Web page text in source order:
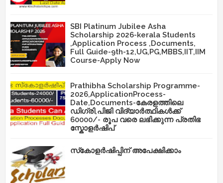
SBI Platinum Jubilee Asha
Scholarship 2026-kerala Students
,Application Process ,Documents,
Full Guide-9th-12,UG,PG,MBBS,IIT,IIM
Course-Apply Now
Prathibha Scholarship Programme-
2026,ApplicationProcess-
Date,Documents-കേരളത്തിലെ
ഡിഗ്രി,പിജി വിദ്യാർത്ഥികൾക്ക്
60000/- രൂപ വരെ ലഭിക്കുന്ന പ്രതിഭ
സ്കോളർഷിപ്
സ്‌കോളർഷിപ്പിന് അപേക്ഷിക്കാം